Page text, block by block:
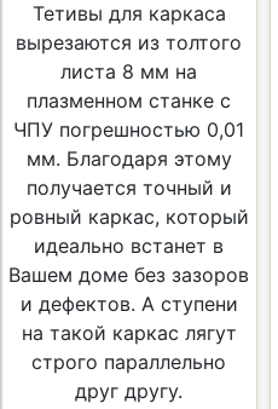
Тетивы для каркаса
вырезаются из толтого
листа 8 мм на
плазменном станке с
ЧПУ погрешностью 0,01
мм. Благодаря этому
получается точный и
ровный каркас, который
идеально встанет в
Вашем доме без зазоров
и дефектов. А ступени
на такой каркас лягут
строго параллельно
друг другу.